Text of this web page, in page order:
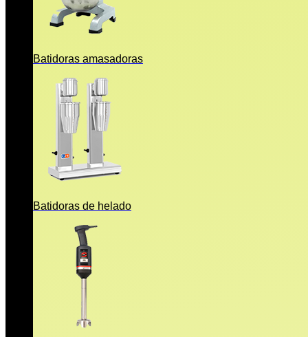
Batidoras amasadoras
Batidoras de helado